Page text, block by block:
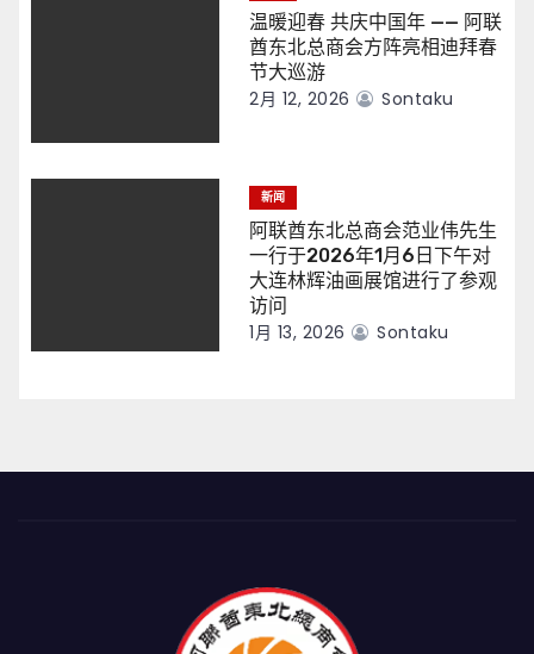
温暖迎春 共庆中国年 —— 阿联
酋东北总商会方阵亮相迪拜春
节大巡游
2月 12, 2026 Sontaku
新闻
阿联酋东北总商会范业伟先生
一行于2026年1月6日下午对
大连林辉油画展馆进行了参观
访问
1月 13, 2026 Sontaku